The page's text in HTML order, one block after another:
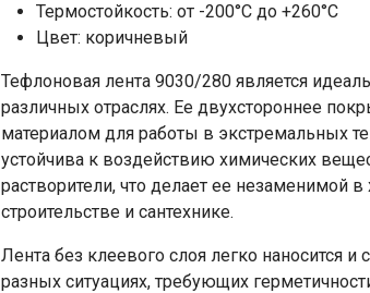
Термостойкость: от -200°C до +260°C
Цвет: коричневый
Тефлоновая лента 9030/280 является
различных отраслях. Ее двухстороннее
материалом для работы в экстремальных
устойчива к воздействию химических
растворители, что делает ее
строительстве и сантехнике.
Лента без клеевого слоя легко наносится и
разных ситуациях, требующих